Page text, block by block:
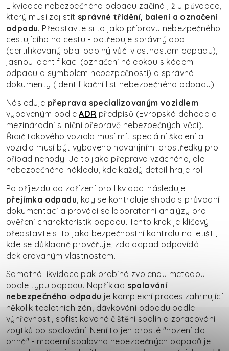
Likvidace nebezpečného odpadu začíná již u původce,
který musí zajistit správné třídění, balení a označení
odpadu. Představte si to jako přípravu nebezpečného
cestujícího na cestu - potřebuje správný obal
(certifikovaný obal odolný vůči vlastnostem odpadu),
jasnou identifikaci (označení nálepkou s kódem
odpadu a symbolem nebezpečnosti) a správné
dokumenty (identifikační list nebezpečného odpadu).
Následuje přeprava specializovaným vozidlem
vybaveným podleADR předpisů (Evropská dohoda o
mezinárodní silniční přepravě nebezpečných věcí).
Řidič takového vozidla musí mít speciální školení a
vozidlo musí být vybaveno havarijními prostředky pro
případ nehody. Je to jako přeprava vzácného, ale
nebezpečného nákladu, kde každý detail hraje roli.
Po příjezdu do zařízení pro likvidaci následuje
přejímka odpadu, kdy se kontroluje shoda s průvodní
dokumentací a provádí se laboratorní analýzy pro
ověření charakteristik odpadu. Tento krok je klíčový -
představte si to jako bezpečnostní kontrolu na letišti,
kde se důkladně prověřuje, zda odpad odpovídá
deklarovaným vlastnostem.
Samotná likvidace pak probíhá zvolenou metodou
podle typu odpadu. Například spalování
nebezpečného odpadu je komplexní proces zahrnující
několik teplotních zón, dávkování odpadu podle
výhřevnosti, sofistikované čištění spalin a zpracování
zbytků po spalování. Není to jen prosté "hození do
ohně" - moderní spalovna nebezpečných odpadů je